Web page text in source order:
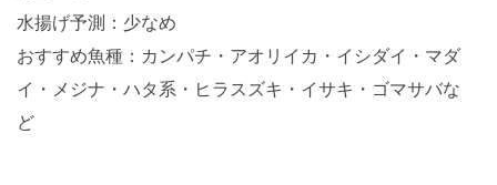
水揚げ予測：少なめ
おすすめ魚種：カンパチ・アオリイカ・イシダイ・マダ
イ・メジナ・ハタ系・ヒラスズキ・イサキ・ゴマサバな
ど